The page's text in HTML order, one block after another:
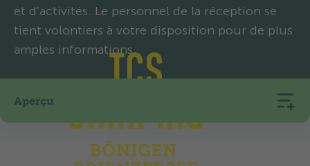
et d’activités. Le personnel de la réception se
tient volontiers à votre disposition pour de plus
amples informations.
Aperçu